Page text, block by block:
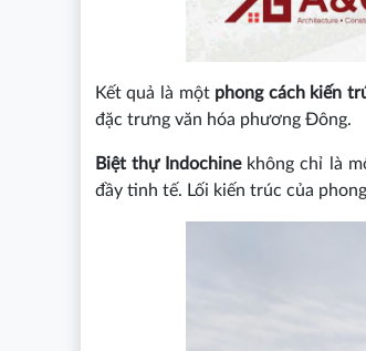
Kết quả là một phong cách kiến
đặc trưng văn hóa phương Đông.
Biệt thự Indochine không chỉ là
đầy tinh tế. Lối kiến trúc của